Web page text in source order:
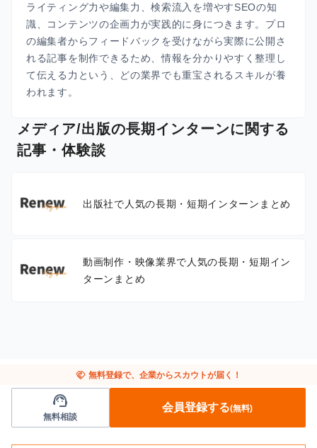
ライティング力や編集力、検索流入を増やすSEOの知
識、コンテンツの企画力が実践的に身につきます。プロ
の編集者からフィードバックを受けながら実際に公開さ
れる記事を制作できるため、情報を分かりやすく整理し
て伝える力という、どの業界でも重宝されるスキルが養
われます。
メディア/出版の長期インターンに関する
記事・体験談
出版社で人気の長期・短期インターンまとめ
動画制作・映像業界で人気の長期・短期イン
ターンまとめ
handshake 無料登録で、企業からスカウトが届く！
support_agent
無料相談
会員登録する(無料)